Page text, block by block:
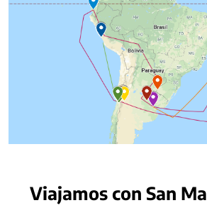
Viajamos con San